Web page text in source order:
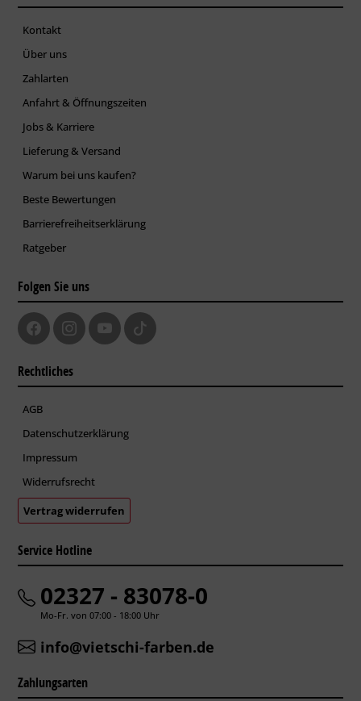
Kontakt
Über uns
Zahlarten
Anfahrt & Öffnungszeiten
Jobs & Karriere
Lieferung & Versand
Warum bei uns kaufen?
Beste Bewertungen
Barrierefreiheitserklärung
Ratgeber
Folgen Sie uns
Rechtliches
AGB
Datenschutzerklärung
Impressum
Widerrufsrecht
Vertrag widerrufen
Service Hotline
02327 - 83078-0
Mo-Fr. von 07:00 - 18:00 Uhr
info@vietschi-farben.de
Zahlungsarten